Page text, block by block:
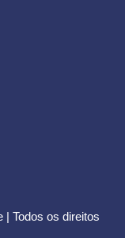
| Todos os direitos